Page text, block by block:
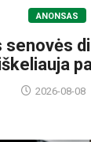
ANONSAS
senovės
2026-08-08